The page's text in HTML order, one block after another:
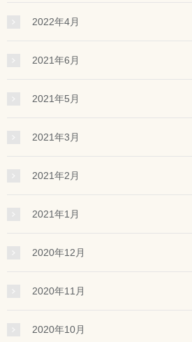
2022年4月
2021年6月
2021年5月
2021年3月
2021年2月
2021年1月
2020年12月
2020年11月
2020年10月